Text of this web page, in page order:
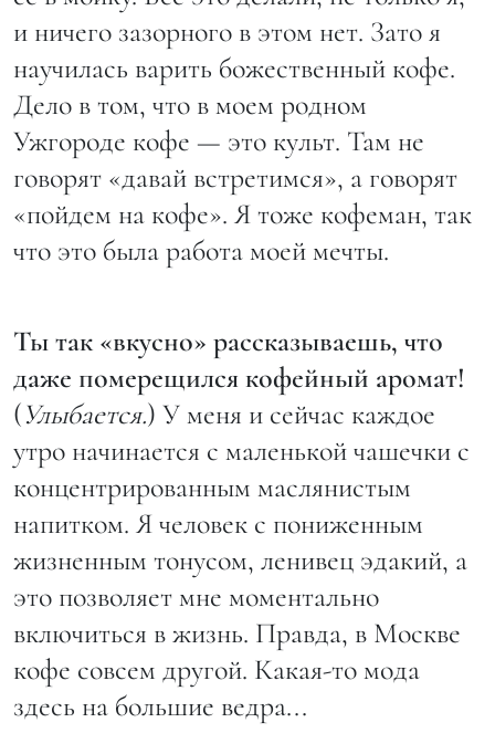
и ничего зазорного в этом нет. Зато я
научилась варить божественный кофе.
Дело в том, что в моем родном
Ужгороде кофе — это культ. Там не
говорят «давай встретимся», а говорят
«пойдем на кофе». Я тоже кофеман, так
что это была работа моей мечты.
Ты так «вкусно» рассказываешь, что
даже померещился кофейный аромат!
(Улыбается.) У меня и сейчас каждое
утро начинается с маленькой чашечки с
концентрированным маслянистым
напитком. Я человек с пониженным
жизненным тонусом, ленивец эдакий, а
это позволяет мне моментально
включиться в жизнь. Правда, в Москве
кофе совсем другой. Какая-то мода
здесь на большие ведра...